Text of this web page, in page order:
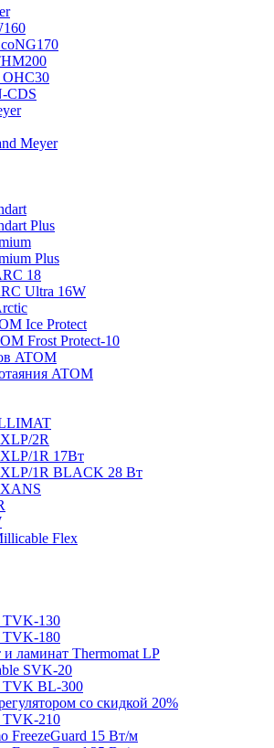
OHC30
CDS
Meyer
Plus
Plus
18
Ultra 16W
Ice Protect
Frost Protect-10
ATOM
ATOM
2R
1R 17Вт
1R BLACK 28 Вт
Flex
TVK-130
TVK-180
ламинат Thermomat LP
SVK-20
TVK BL-300
со скидкой 20%
TVK-210
FreezeGuard 15 Вт/м